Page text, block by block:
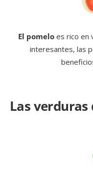
El pomelo es rico en
interesantes, las
Las verduras